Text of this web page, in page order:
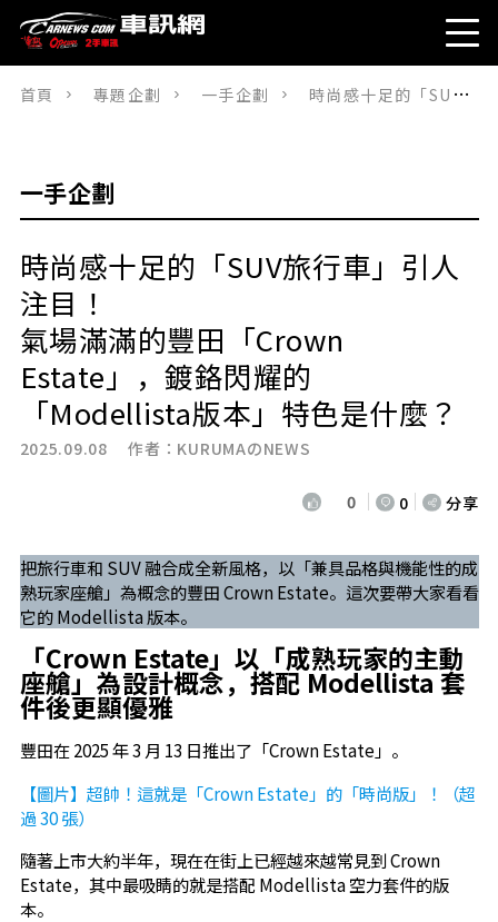
首頁 專題企劃 一手企劃 時尚感十足的「SUV旅行車」引人注目！氣場滿滿的豐田「Crown Estate」，鍍鉻閃耀的「Modellista版本」特色是什麼？
一手企劃
時尚感十足的「SUV旅行車」引人
注目！
氣場滿滿的豐田「Crown
Estate」，鍍鉻閃耀的
「Modellista版本」特色是什麼？
2025.09.08 作者： KURUMAのNEWS
0 0 分享
把旅行車和 SUV 融合成全新風格，以「兼具品格與機能性的成
熟玩家座艙」為概念的豐田 Crown Estate。這次要帶大家看看
它的 Modellista 版本。
「Crown Estate」以「成熟玩家的主動
座艙」為設計概念，搭配 Modellista 套
件後更顯優雅
豐田在 2025 年 3 月 13 日推出了「Crown Estate」。
【圖片】超帥！這就是「Crown Estate」的「時尚版」！（超
過 30 張）
隨著上市大約半年，現在在街上已經越來越常見到 Crown
Estate，其中最吸睛的就是搭配 Modellista 空力套件的版
本。